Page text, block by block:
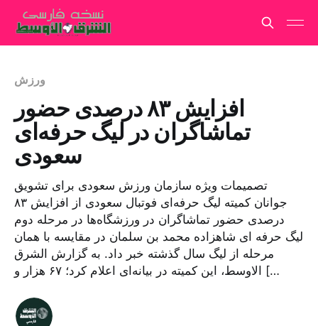
ورزش
افزایش ۸۳ درصدی حضور
تماشاگران در لیگ حرفه‌ای
سعودی
تصمیمات ویژه سازمان ورزش سعودی برای تشویق
جوانان کمیته لیگ حرفه‌ای فوتبال سعودی از افزایش ۸۳
درصدی حضور تماشاگران در ورزشگاه‌ها در مرحله دوم
لیگ حرفه ای شاهزاده محمد بن سلمان در مقایسه با همان
مرحله از لیگ سال گذشته خبر داد. به گزارش الشرق
الاوسط، این کمیته در بیانه‌ای اعلام کرد؛ ۶۷ هزار و […